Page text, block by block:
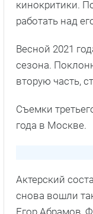
Актерский
снова вошли
Егор Абрамов,
Юрий Борисов
В новом
исполнении
Хромовой.
такими
«Родные» и др.